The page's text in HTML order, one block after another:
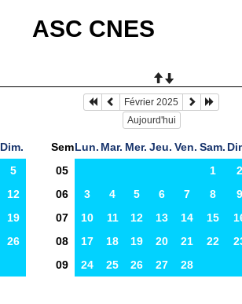
ASC CNES
Dim.
5
12
19
26
Février 2025
Aujourd'hui
SemLun. Mar. Mer. Jeu. Ven. Sam.
05
1
2
06
3 4 5 6 7 8
9
07
10 11 12 13 14 15
08
17 18 19 20 21 22
09
24 25 26 27 28